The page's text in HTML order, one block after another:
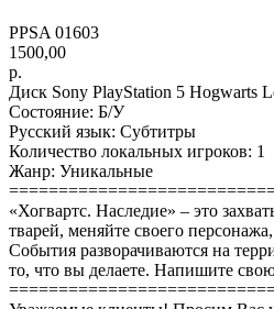
PPSA 01603
1500,00
р.
Диск Sony PlayStation 5 Hogwarts
Состояние: Б/У
Русский язык: Субтитры
Количество локальных игроков: 1
Жанр: Уникальные
«Хогвартс. Наследие» – это
тварей, меняйте своего
События разворачиваются на
то, что вы делаете. Напишите